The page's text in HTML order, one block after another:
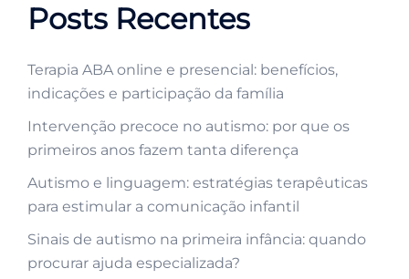
Posts Recentes
Terapia ABA online e presencial: benefícios,
indicações e participação da família
Intervenção precoce no autismo: por que os
primeiros anos fazem tanta diferença
Autismo e linguagem: estratégias terapêuticas
para estimular a comunicação infantil
Sinais de autismo na primeira infância: quando
procurar ajuda especializada?